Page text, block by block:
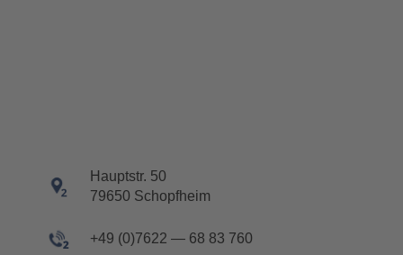
Haupt­str. 50
79650 Schopf­heim
+49 (0)7622 — 68 83 760